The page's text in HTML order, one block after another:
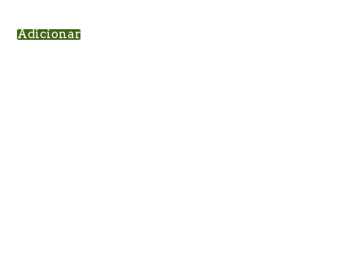
Adicionar